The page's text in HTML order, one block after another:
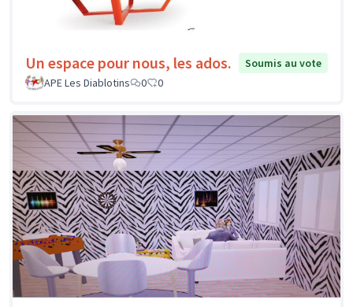
Un espace pour nous, les ados.
Soumis au vote
APE Les Diablotins
0 0